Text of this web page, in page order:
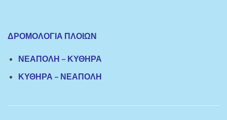
ΔΡΟΜΟΛΟΓΙΑ ΠΛΟΙΩΝ
ΝΕΑΠΟΛΗ – ΚΥΘΗΡΑ
ΚΥΘΗΡΑ – ΝΕΑΠΟΛΗ